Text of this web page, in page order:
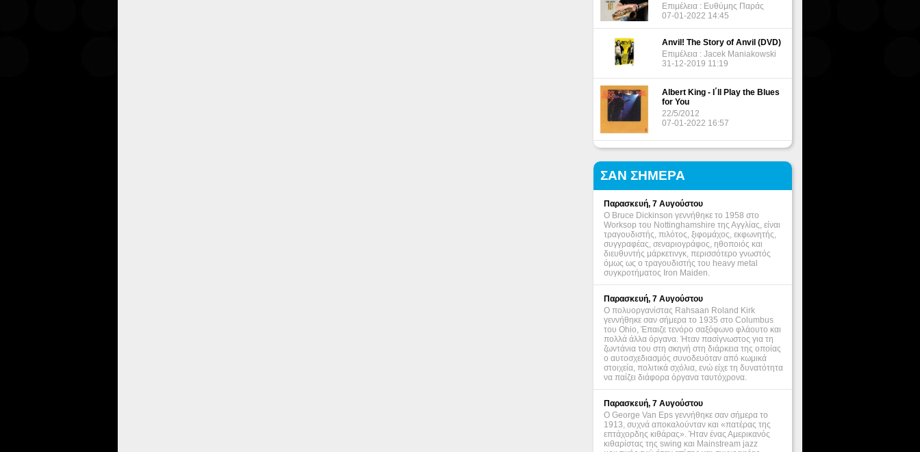
Επιμέλεια : Ευθύμης Παράς
07-01-2022 14:45
Anvil! The Story of Anvil (DVD)
Επιμέλεια : Jacek Maniakowski
31-12-2019 11:19
Albert King - I΄ll Play the Blues
for You
22/5/2012
07-01-2022 16:57
ΣΑΝ ΣΗΜΕΡΑ
Παρασκευή, 7 Αυγούστου
Ο Bruce Dickinson γεννήθηκε το 1958 στο
Worksop του Nottinghamshire της Αγγλίας, είναι
τραγουδιστής, πιλότος, ξιφομάχος, εκφωνητής,
συγγραφέας, σεναριογράφος, ηθοποιός και
διευθυντής μάρκετινγκ, περισσότερο γνωστός
όμως ως ο τραγουδιστής του heavy metal
συγκροτήματος Iron Maiden.
Παρασκευή, 7 Αυγούστου
Ο πολυοργανίστας Rahsaan Roland Kirk
γεννήθηκε σαν σήμερα το 1935 στο Columbus
του Ohio, Έπαιζε τενόρο σαξόφωνο φλάουτο και
πολλά άλλα όργανα. Ήταν πασίγνωστος για τη
ζωντάνια του στη σκηνή στη διάρκεια της οποίας
ο αυτοσχεδιασμός συνοδευόταν από κωμικά
στοιχεία, πολιτικά σχόλια, ενώ είχε τη δυνατότητα
να παίζει διάφορα όργανα ταυτόχρονα.
Παρασκευή, 7 Αυγούστου
Ο George Van Eps γεννήθηκε σαν σήμερα το
1913, συχνά αποκαλούνταν και «πατέρας της
επτάχορδης κιθάρας». Ήταν ένας Αμερικανός
κιθαρίστας της swing και Mainstream jazz